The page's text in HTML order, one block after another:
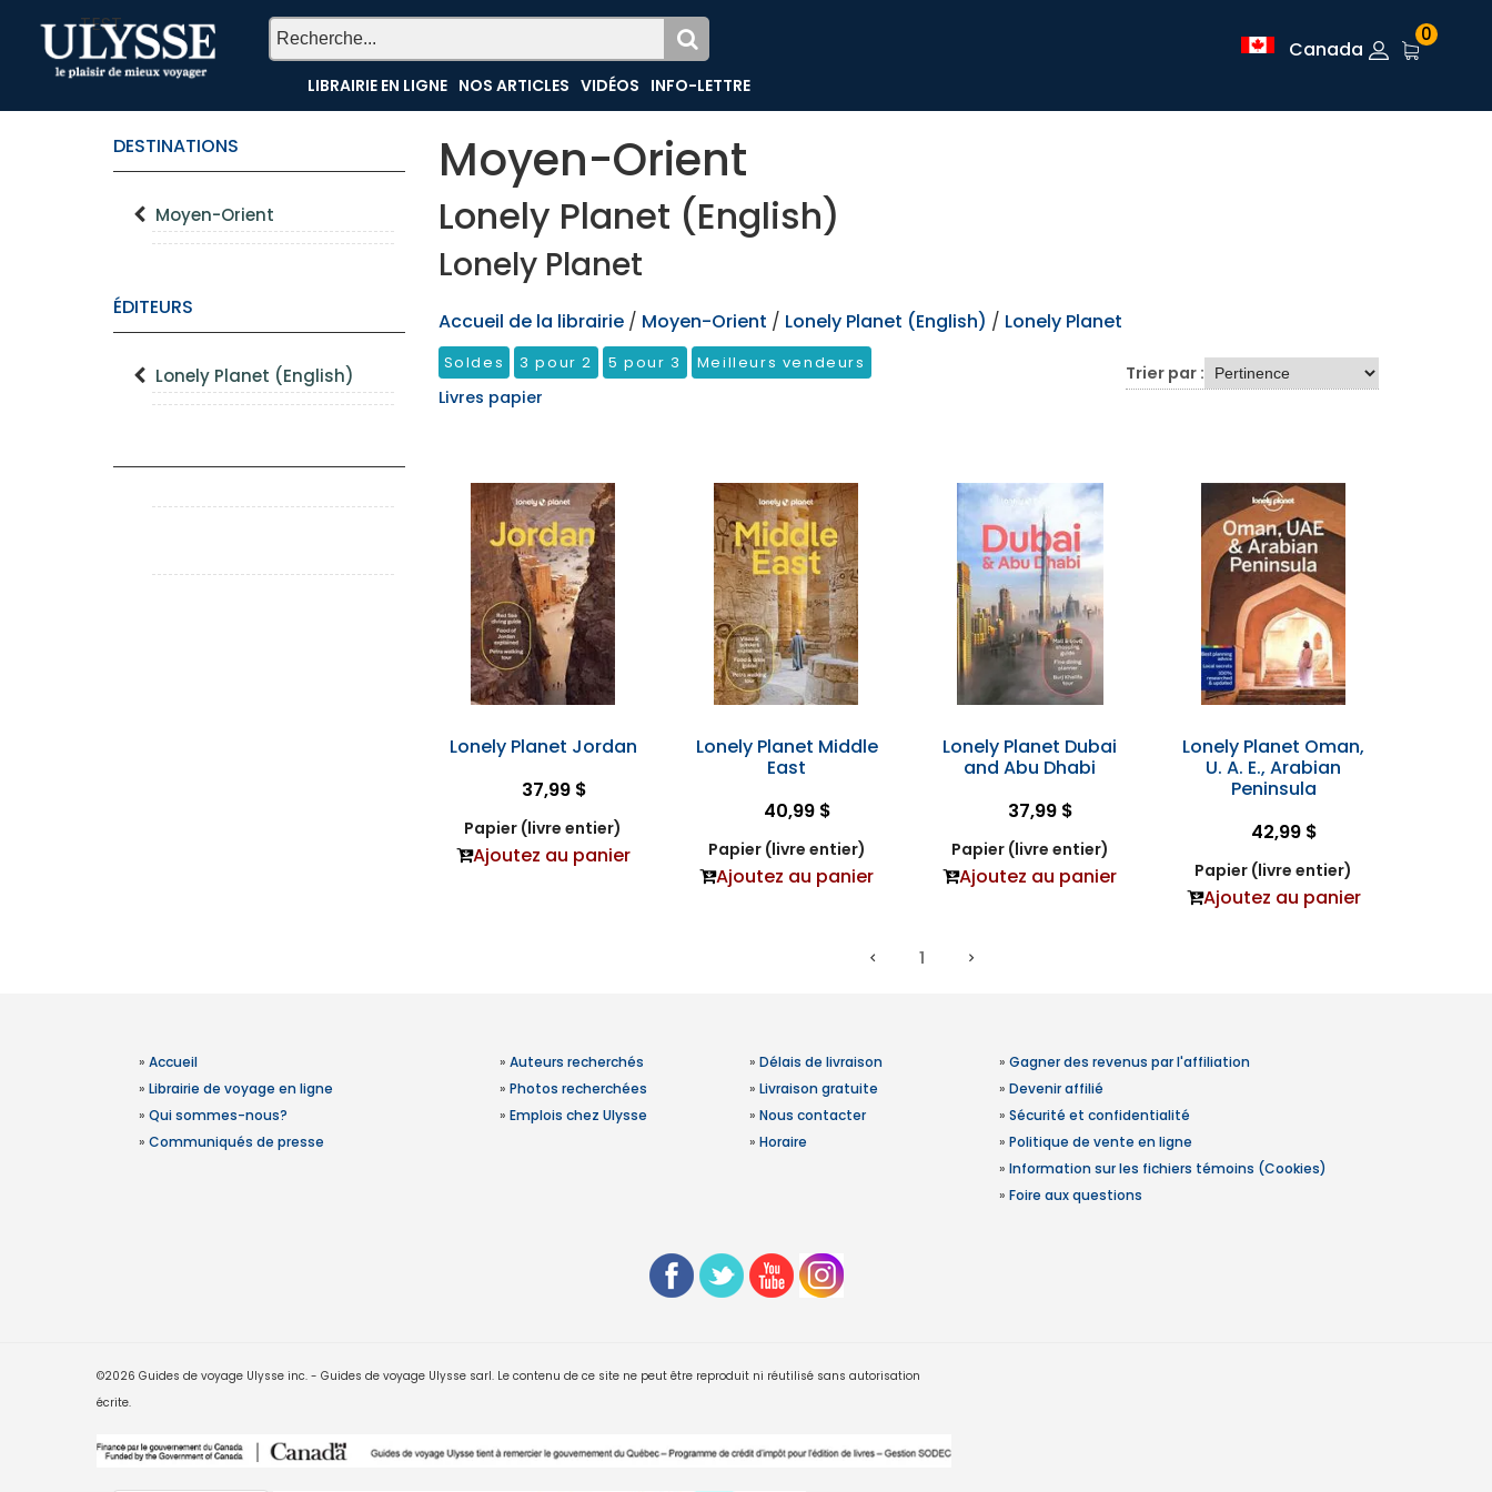
TEST
LIBRAIRIE EN LIGNE NOS ARTICLES VIDÉOS INFO-LETTRE
Canada
0
DESTINATIONS
Moyen-Orient
ÉDITEURS
Lonely Planet (English)
Moyen-Orient
Lonely Planet (English)
Lonely Planet
Accueil de la librairie / Moyen-Orient / Lonely Planet (English) / Lonely Planet
Soldes 3 pour 2 5 pour 3 Meilleurs vendeurs
Livres papier
Trier par :
Lonely Planet Jordan
37,99 $
Papier (livre entier)
Ajoutez au panier
Lonely Planet Middle
East
40,99 $
Papier (livre entier)
Ajoutez au panier
Lonely Planet Dubai
and Abu Dhabi
37,99 $
Papier (livre entier)
Ajoutez au panier
Lonely Planet Oman,
U. A. E., Arabian
Peninsula
42,99 $
Papier (livre entier)
Ajoutez au panier
1
» Accueil
» Librairie de voyage en ligne
» Qui sommes-nous?
» Communiqués de presse
» Auteurs recherchés
» Photos recherchées
» Emplois chez Ulysse
» Délais de livraison
» Livraison gratuite
» Nous contacter
» Horaire
» Gagner des revenus par l'affiliation
» Devenir affilié
» Sécurité et confidentialité
» Politique de vente en ligne
» Information sur les fichiers témoins (Cookies)
» Foire aux questions
©2026 Guides de voyage Ulysse inc. - Guides de voyage Ulysse sarl. Le contenu de ce site ne peut être reproduit ni réutilisé sans autorisation
écrite.